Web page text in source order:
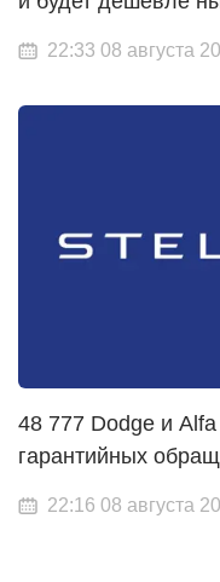
22:33 08 августа
48 777 Dodge и
гарантийных
22:16 08 августа